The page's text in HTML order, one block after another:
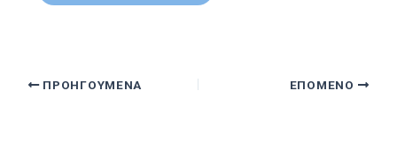
ΠΡΟΗΓΟΎΜΕΝΑ ΕΠΌΜΕΝΟ